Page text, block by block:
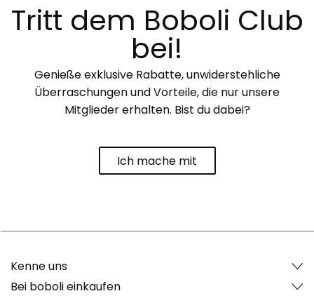
Tritt dem Boboli Club
bei!
Genieße exklusive Rabatte, unwiderstehliche
Überraschungen und Vorteile, die nur unsere
Mitglieder erhalten. Bist du dabei?
Ich mache mit
Kenne uns
Bei boboli einkaufen